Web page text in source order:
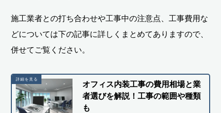
施工業者との打ち合わせや工事中の注意点、工事費用な
どについては下の記事に詳しくまとめてありますので、
併せてご覧ください。
オフィス内装工事の費用相場と業
者選びを解説！工事の範囲や種類
も